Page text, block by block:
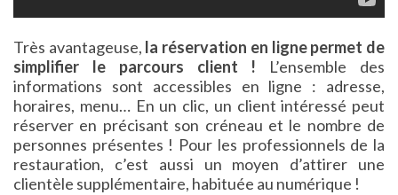
Très avantageuse, la réservation en ligne permet de
simplifier le parcours client ! L’ensemble des
informations sont accessibles en ligne : adresse,
horaires, menu… En un clic, un client intéressé peut
réserver en précisant son créneau et le nombre de
personnes présentes ! Pour les professionnels de la
restauration, c’est aussi un moyen d’attirer une
clientèle supplémentaire, habituée au numérique !